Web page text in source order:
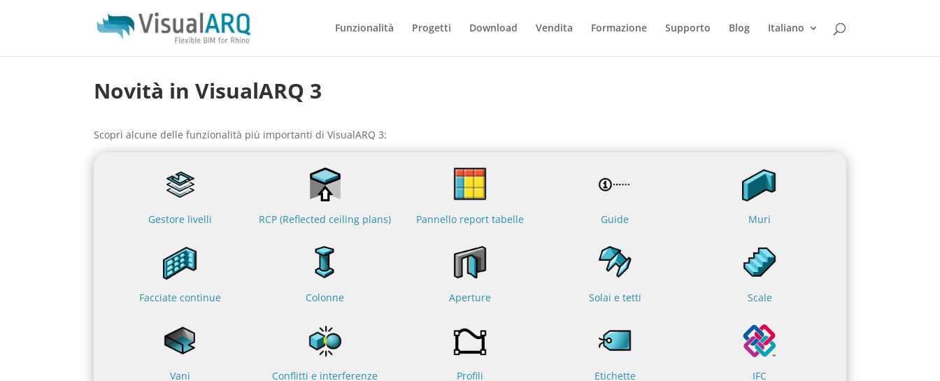
Funzionalità Progetti Download Vendita Formazione Supporto Blog Italiano
Novità in VisualARQ 3
Scopri alcune delle funzionalità più importanti di VisualARQ 3:
Gestore livelli RCP (Reflected ceiling plans) Pannello report tabelle Guide Muri
Facciate continue Colonne Aperture Solai e tetti Scale
Vani Conflitti e interferenze Profili Etichette IFC